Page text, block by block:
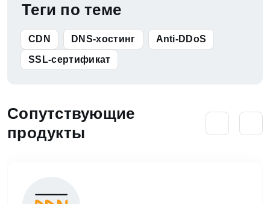
Теги по теме
CDN DNS-хостинг
Anti-DDoS
SSL-сертификат
Сопутствующие
продукты